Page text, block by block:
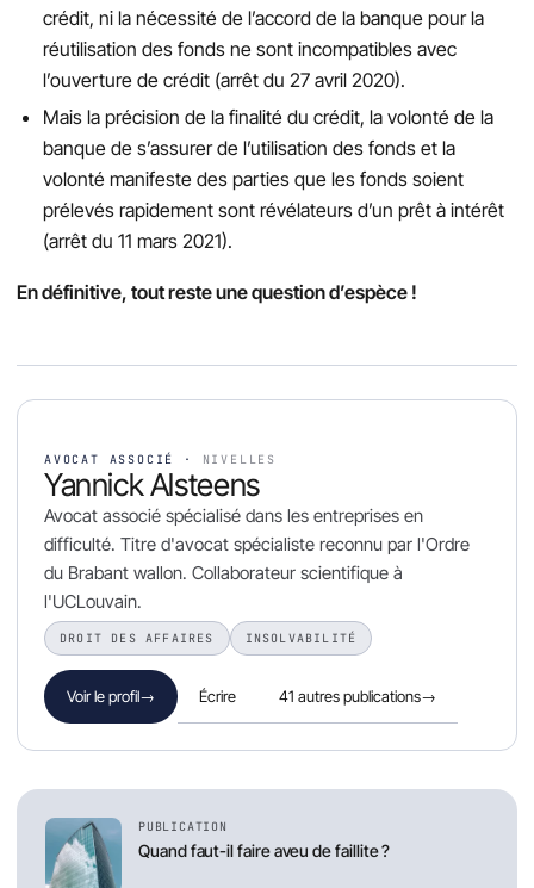
crédit, ni la nécessité de l’accord de la banque pour la
réutilisation des fonds ne sont incompatibles avec
l’ouverture de crédit (arrêt du 27 avril 2020).
Mais la précision de la finalité du crédit, la volonté de la
banque de s’assurer de l’utilisation des fonds et la
volonté manifeste des parties que les fonds soient
prélevés rapidement sont révélateurs d’un prêt à intérêt
(arrêt du 11 mars 2021).
En définitive, tout reste une question d’espèce !
AVOCAT ASSOCIÉ · NIVELLES
Yannick Alsteens
Avocat associé spécialisé dans les entreprises en
difficulté. Titre d'avocat spécialiste reconnu par l'Ordre
du Brabant wallon. Collaborateur scientifique à
l'UCLouvain.
DROIT DES AFFAIRES INSOLVABILITÉ
Voir le profil→ Écrire 41 autres publications→
PUBLICATION
Quand faut-il faire aveu de faillite ?